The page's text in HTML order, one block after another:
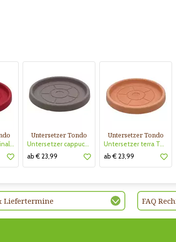
Untersetzer kardinalrot Tondo T
Untersetzer Tondo
Untersetzer cappuccino Tondo Te
ab € 23,99
Untersetzer Tondo
Untersetzer terra Tondo TerraPl
ab € 23,99
Liefertermine FAQ